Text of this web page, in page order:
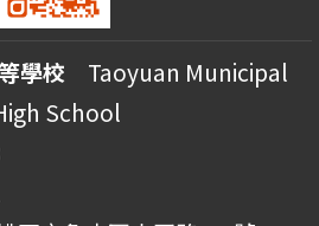
學校 Taoyuan Municipal
School